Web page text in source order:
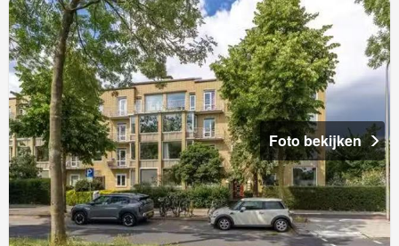
Foto bekijken